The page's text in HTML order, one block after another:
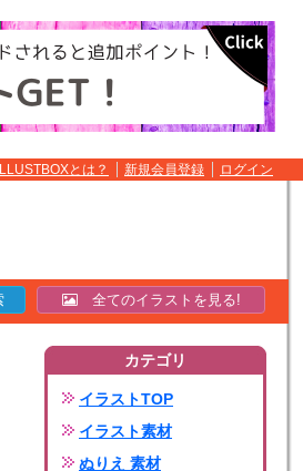
ILLUSTBOXとは？ 新規会員登録 ログイン
全てのイラストを見る!
カテゴリ
イラストTOP
イラスト素材
ぬりえ 素材